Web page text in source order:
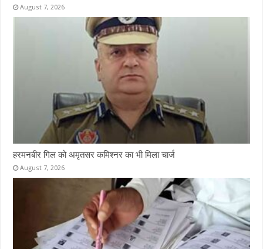
August 7, 2026
हरमनबीर गिल को अमृतसर कमिश्नर का भी मिला चार्ज
August 7, 2026